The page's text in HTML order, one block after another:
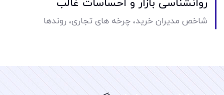
روانشناسی بازار و احساسات غالب
شاخص مدیران خرید، چرخه های تجاری، روندها